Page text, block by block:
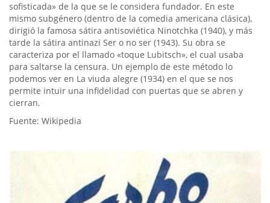
sofisticada» de la que se le considera fundador. En este
mismo subgénero (dentro de la comedia americana clásica),
dirigió la famosa sátira antisoviética Ninotchka (1940), y más
tarde la sátira antinazi Ser o no ser (1943). Su obra se
caracteriza por el llamado «toque Lubitsch», el cual usaba
para saltarse la censura. Un ejemplo de este método lo
podemos ver en La viuda alegre (1934) en el que se nos
permite intuir una infidelidad con puertas que se abren y
cierran.
Fuente: Wikipedia